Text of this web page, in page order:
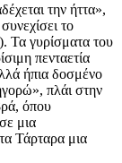
την ήττα»,
το
Τα γυρίσματα του
πενταετία
ήπια δοσμένο
πλάι στην
όπου
μια
Τάρταρα μια